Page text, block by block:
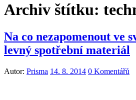
Archiv štítku:
Na co nezapomenout ve
levný spotřební materiál
Autor: Prisma 14. 8. 2014 0 Komentářů